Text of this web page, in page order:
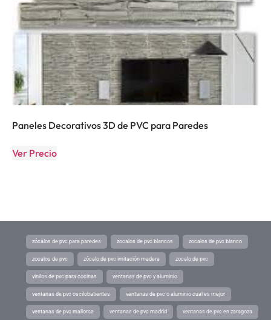
Paneles Decorativos 3D de PVC para Paredes
Ver Precio
zócalos de pvc para paredes zocalos de pvc blancos zocalos de pvc blanco
zocalos de pvc zócalo de pvc imitación madera zocalo de pvc
vinilos de pvc para cocinas ventanas de pvc y aluminio
ventanas de pvc oscilobatientes ventanas de pvc o aluminio cual es mejor
ventanas de pvc mallorca ventanas de pvc madrid ventanas de pvc en zaragoza